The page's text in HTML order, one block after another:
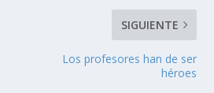
SIGUIENTE
Los profesores han de ser
héroes